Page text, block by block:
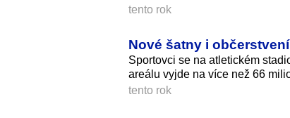
tento rok
Nové šatny i
Sportovci se na atletickém
areálu vyjde na více než 66
tento rok